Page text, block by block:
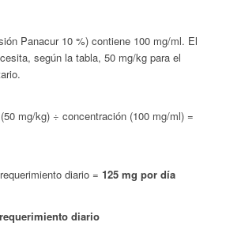
Panacur 10 %) contiene 100 mg/ml. El
según la tabla, 50 mg/kg para el
mg/kg) ÷ concentración (100 mg/ml) =
diario = 125 mg por día
diario